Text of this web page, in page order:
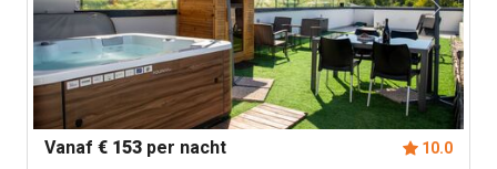
Vanaf€ 153 per nacht 10.0